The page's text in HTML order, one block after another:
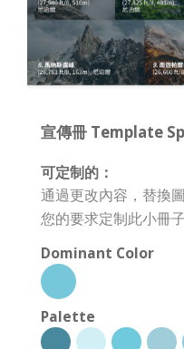
宣傳冊 Template
可定制的：
通過更改內容，替換
您的要求定制此小冊子
Dominant Color
Palette